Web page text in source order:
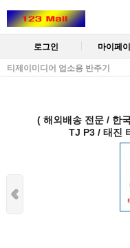
로그인 마이페
티제이미디어 업소용 반주기
( 해외배송 전문 / 한
TJ P3 / 태진